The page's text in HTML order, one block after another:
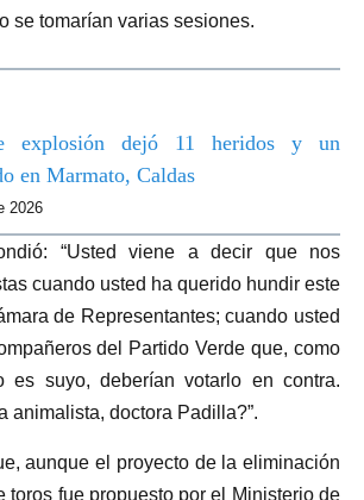
se tomarían varias sesiones.
explosión dejó 11 heridos y un
en Marmato, Caldas
2026
“Usted viene a decir que nos
cuando usted ha querido hundir este
de Representantes; cuando usted
del Partido Verde que, como
es suyo, deberían votarlo en contra.
animalista, doctora Padilla?”.
aunque el proyecto de la eliminación
toros fue propuesto por el Ministerio de